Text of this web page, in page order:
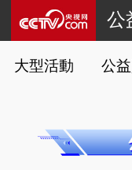
公
大型活動 公